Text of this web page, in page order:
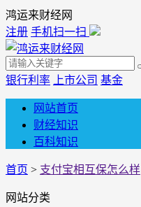
鸿运来财经网
注册 手机扫一扫
银行利率 上市公司 基金
网站首页
财经知识
百科知识
首页 > 支付宝相互保怎么样
网站分类